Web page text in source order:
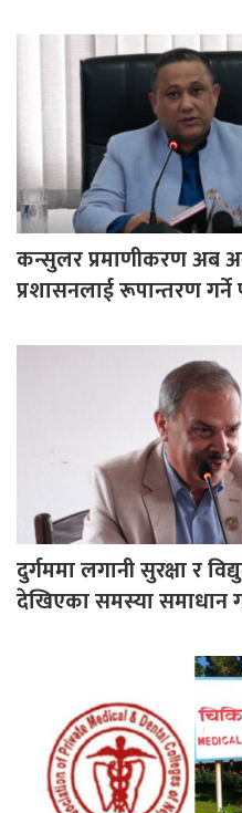
कन्सुलर प्रमाणीकरण अब
प्रशासनलाई रूपान्तरण गर्ने
दुर्गममा लगानी सुरक्षा र
देखिएका समस्या समाधान